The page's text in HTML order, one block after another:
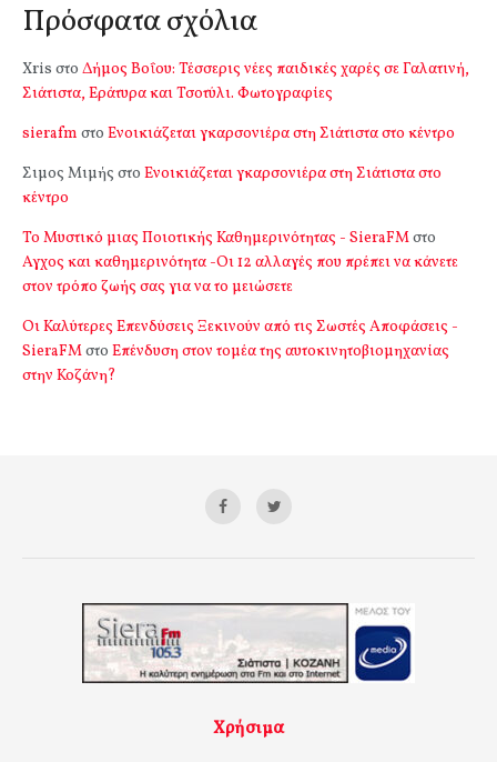
Πρόσφατα σχόλια
Xris στο Δήμος Βοΐου: Τέσσερις νέες παιδικές χαρές σε Γαλατινή,
Σιάτιστα, Εράτυρα και Τσοτύλι. Φωτογραφίες
sierafm στο Ενοικιάζεται γκαρσονιέρα στη Σιάτιστα στο κέντρο
Σιμος Μιμής στο Ενοικιάζεται γκαρσονιέρα στη Σιάτιστα στο
κέντρο
Το Μυστικό μιας Ποιοτικής Καθημερινότητας - SieraFMστο
Αγχος και καθημερινότητα -Οι 12 αλλαγές που πρέπει να κάνετε
στον τρόπο ζωής σας για να το μειώσετε
Οι Καλύτερες Επενδύσεις Ξεκινούν από τις Σωστές Αποφάσεις -
SieraFMστο Επένδυση στον τομέα της αυτοκινητοβιομηχανίας
στην Κοζάνη?
Χρήσιμα